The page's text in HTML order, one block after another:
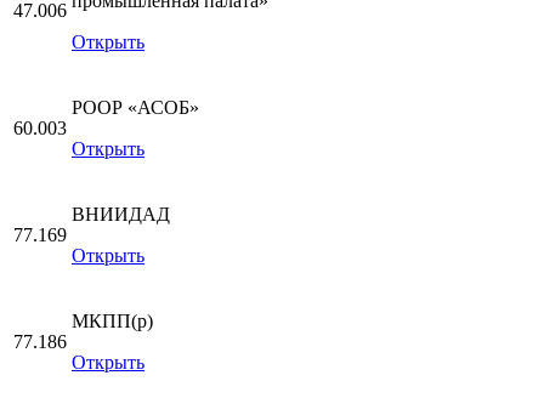
47.006
Открыть
60.003
РООР «АСОБ»
Открыть
77.169
ВНИИДАД
Открыть
77.186
МКПП(р)
Открыть